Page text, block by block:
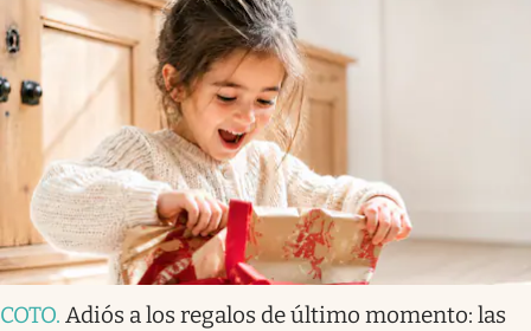
COTO. Adiós a los regalos de último momento: las